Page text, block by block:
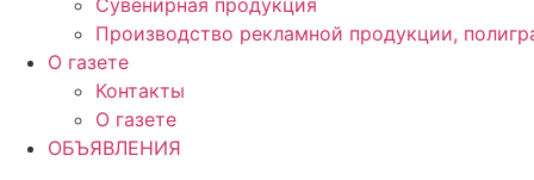
Производство рекламной продукции,
О газете
Контакты
О газете
ОБЪЯВЛЕНИЯ